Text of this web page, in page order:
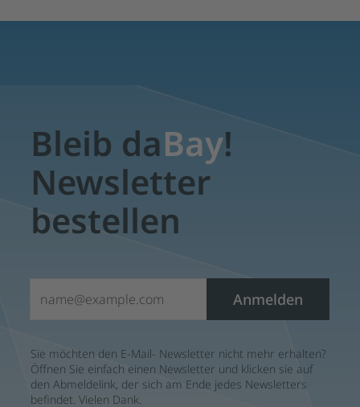
Bleib daBay!
Newsletter
bestellen
Anmelden
Sie möchten den E-Mail- Newsletter nicht mehr erhalten?
Öffnen Sie einfach einen Newsletter und klicken sie auf
den Abmeldelink, der sich am Ende jedes Newsletters
befindet. Vielen Dank.